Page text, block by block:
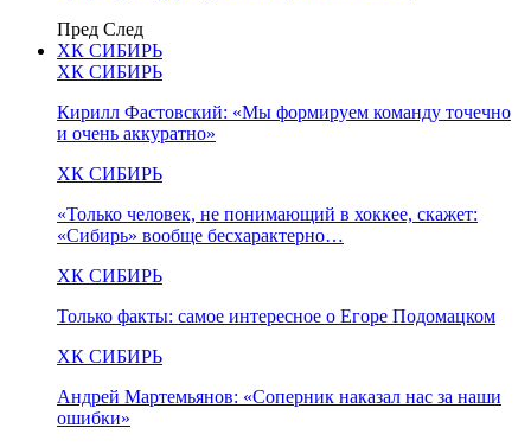
Пред След
ХК СИБИРЬ
ХК СИБИРЬ
Кирилл Фастовский: «Мы формируем команду точечно
и очень аккуратно»
ХК СИБИРЬ
«Только человек, не понимающий в хоккее, скажет:
«Сибирь» вообще бесхарактерно…
ХК СИБИРЬ
Только факты: самое интересное о Егоре Подомацком
ХК СИБИРЬ
Андрей Мартемьянов: «Соперник наказал нас за наши
ошибки»